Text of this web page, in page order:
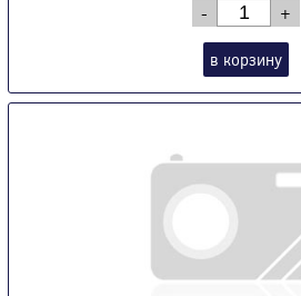
- +
в корзину